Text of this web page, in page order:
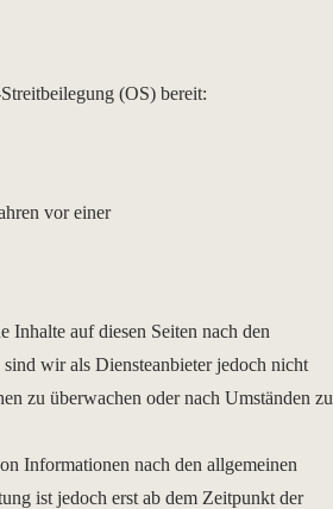
(OS) bereit:
vor einer
auf diesen Seiten nach den
wir als Diensteanbieter jedoch nicht
zu überwachen oder nach Umständen zu
Informationen nach den allgemeinen
ist jedoch erst ab dem Zeitpunkt der